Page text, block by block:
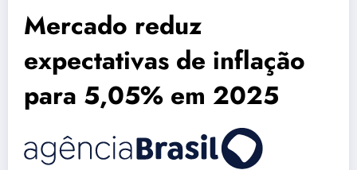
Mercado reduz
expectativas de inflação
para 5,05% em 2025